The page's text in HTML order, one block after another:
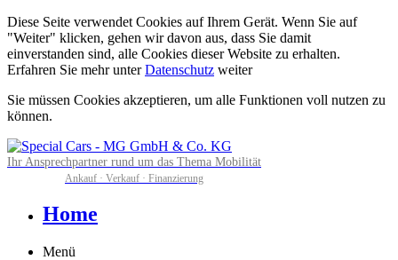
Diese Seite verwendet Cookies auf Ihrem Gerät. Wenn Sie auf
"Weiter" klicken, gehen wir davon aus, dass Sie damit
einverstanden sind, alle Cookies dieser Website zu erhalten.
Erfahren Sie mehr unterDatenschutz weiter
Sie müssen Cookies akzeptieren, um alle Funktionen voll nutzen zu
können.
Ihr Ansprechpartner rund um das Thema Mobilität
Ankauf · Verkauf · Finanzierung
Home
Menü